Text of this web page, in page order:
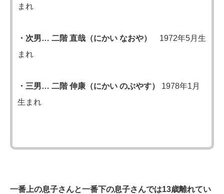
まれ
・次男… 二階 直哉（にかい なおや）
1972年5月生
まれ
・三男… 二階 伸康（にかい のぶやす）
1978年1月
生まれ
一番上の息子さんと一番下の息子さんでは13歳離れてい